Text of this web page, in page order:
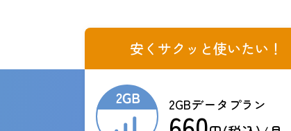
安くサクッと使いたい！
2GBデータプラン